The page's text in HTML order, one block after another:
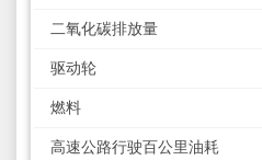
二氧化碳排放量
驱动轮
燃料
高速公路行驶百公里油耗